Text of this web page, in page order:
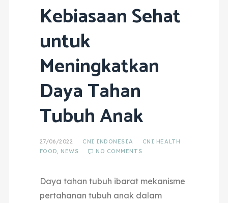
Kebiasaan Sehat
untuk
Meningkatkan
Daya Tahan
Tubuh Anak
27/06/2022 CNI INDONESIA
CNI HEALTH
FOOD
NEWS NO COMMENTS
Daya tahan tubuh ibarat mekanisme
pertahanan tubuh anak dalam